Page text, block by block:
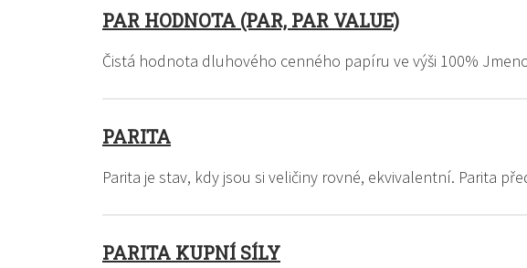
PAR HODNOTA (PAR, PAR VALUE)
Čistá hodnota dluhového cenného papíru ve výši 100%
PARITA
Parita je stav, kdy jsou si veličiny rovné, ekvivalentní. Parita
PARITA KUPNÍ SÍLY